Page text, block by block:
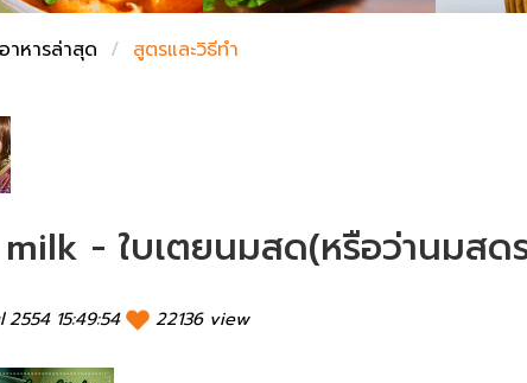
าหารล่าสุด สูตรและวิธีทำ
- ใบเตยนมสด(หรือว่านมสด
2554 15:49:54 22136 view